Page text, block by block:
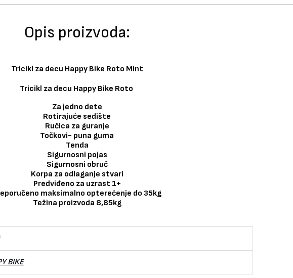
Opis proizvoda:
Tricikl za decu Happy Bike Roto Mint
Tricikl za decu Happy Bike Roto
Za jedno dete
Rotirajuće sedište
Ručica za guranje
Točkovi- puna guma
Tenda
Sigurnosni pojas
Sigurnosni obruč
Korpa za odlaganje stvari
Predviđeno za uzrast 1+
maksimalno opterećenje do 35kg
Težina proizvoda 8,85kg
BIKE